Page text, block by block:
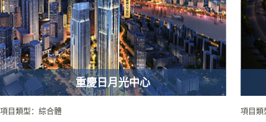
重慶日月光中心
項目類型：綜合體
項目類